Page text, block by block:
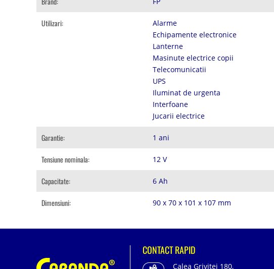
Utilizari:
Alarme
Echipamente electronice
Lanterne
Masinute electrice copii
Telecomunicatii
UPS
Iluminat de urgenta
Interfoane
Jucarii electrice
Garantie: 1 ani
Tensiune nominala: 12 V
Capacitate: 6 Ah
Dimensiuni: 90 x 70 x 101 x 107 mm
CONTACT RAPID
Calea Grivitei 180,